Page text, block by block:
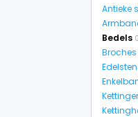
Antieke
Bedels 0
Broches